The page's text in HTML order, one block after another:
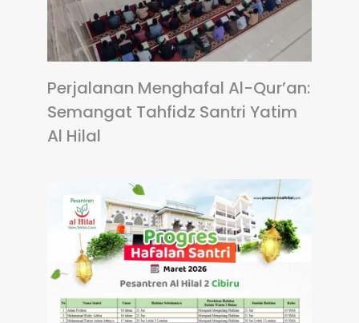
Perjalanan Menghafal Al-Qur’an:
Semangat Tahfidz Santri Yatim
Al Hilal